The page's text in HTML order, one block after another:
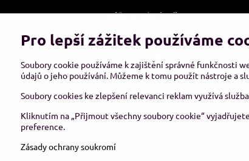
Může se Vám hodit:
Doprava
Tabulky velikostí oděvů bot a rukavic
Tabulky nosností vázacích prostředků
Pro lepší zážitek používáme
Soubory cookie používáme k zajištění správné funkčnosti
údajů o jeho používání. Můžeme k tomu použít nástroje a
Soubory cookies ke zlepšení relevanci reklam využívá
Kliknutím na „Přijmout všechny soubory cookie“
preference.
Zásady ochrany soukromí